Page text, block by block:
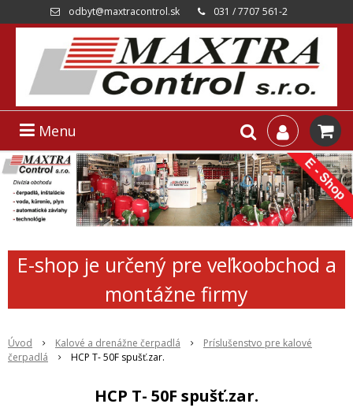
odbyt@maxtracontrol.sk 031 / 7707 561-2
Menu
E-shop je určený pre veľkoobchod a
montážne firmy
Úvod Kalové a drenážne čerpadlá
Príslušenstvo pre kalové
čerpadlá
HCP T- 50F spušť.zar.
HCP T- 50F spušť.zar.